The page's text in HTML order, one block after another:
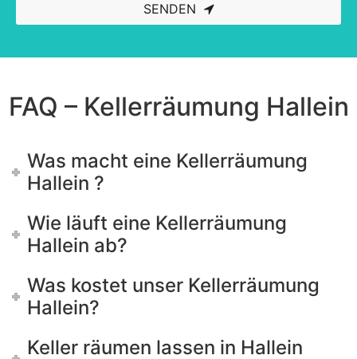
SENDEN
should
FAQ – Kellerräumung Hallein
Was macht eine Kellerräumung
Hallein ?
Wie läuft eine Kellerräumung
Hallein ab?
Was kostet unser Kellerräumung
Hallein?
Keller räumen lassen in Hallein